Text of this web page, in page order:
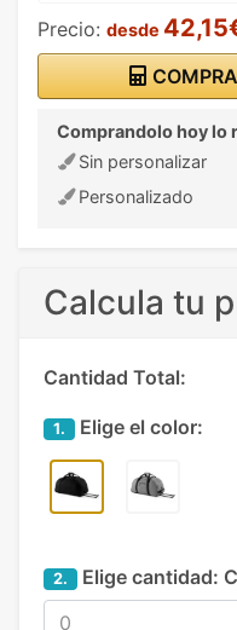
Precio: desde
Comprandolo hoy lo
Sin personalizar
Personalizado
Calcula tu
Cantidad Total:
1. Elige el color:
2. Elige cantidad: